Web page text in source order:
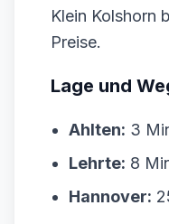
Klein Kolshorn
Preise.
Lage und
Ahlten: 3
Lehrte: 8
Hannover: